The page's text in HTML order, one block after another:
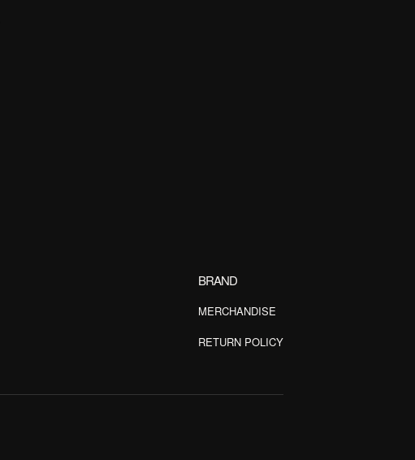
BRAND
MERCHANDISE
RETURN POLICY